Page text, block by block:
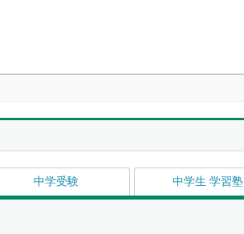
中学受験 中学生 学習塾